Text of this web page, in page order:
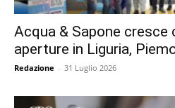
Acqua & Sapone cresce
aperture in Liguria,
Redazione - 31 Luglio 2026